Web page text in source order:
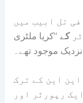
تل ابیب میں
کے’’کریا ملٹری
موجود تھے۔
این کے ترک
رپورٹر اور